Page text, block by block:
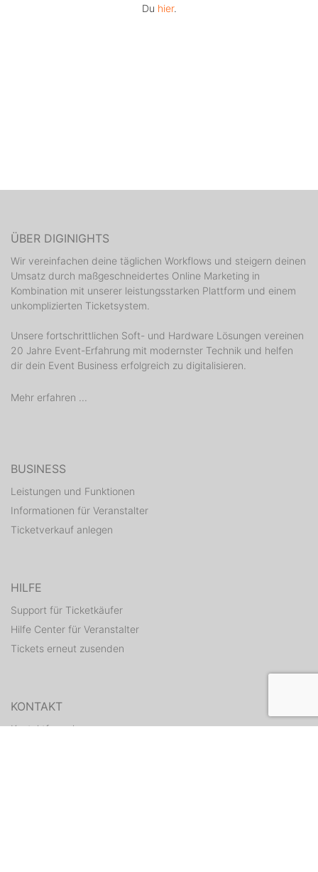
Du hier.
ÜBER DIGINIGHTS
Wir vereinfachen deine täglichen Workflows und steigern deinen
Umsatz durch maßgeschneidertes Online Marketing in
Kombination mit unserer leistungsstarken Plattform und einem
unkomplizierten Ticketsystem.
Unsere fortschrittlichen Soft- und Hardware Lösungen vereinen
20 Jahre Event-Erfahrung mit modernster Technik und helfen
dir dein Event Business erfolgreich zu digitalisieren.
Mehr erfahren ...
BUSINESS
Leistungen und Funktionen
Informationen für Veranstalter
Ticketverkauf anlegen
HILFE
Support für Ticketkäufer
Hilfe Center für Veranstalter
Tickets erneut zusenden
KONTAKT
Kontaktformular